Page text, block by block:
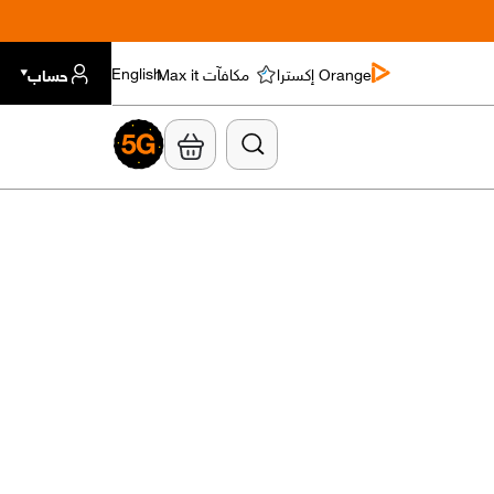
Orange إكسترا مكافآت Max it English حساب